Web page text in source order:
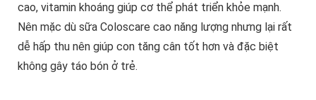
cao, vitamin khoáng giúp cơ thể phát triển khỏe mạnh.
Nên mặc dù sữa Coloscare cao năng lượng nhưng lại rất
dễ hấp thu nên giúp con tăng cân tốt hơn và đặc biệt
không gây táo bón ở trẻ.